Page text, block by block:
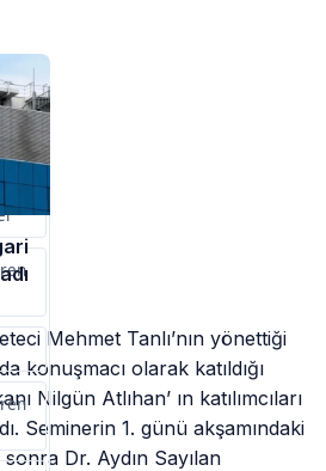
Mehmet Tanlı’nın yönettiği
konuşmacı olarak katıldığı
Nilgün Atlıhan’ ın katılımcıları
Seminerin 1. günü akşamındaki
Dr. Aydın Sayılan